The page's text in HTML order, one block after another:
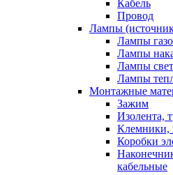
Кабель
Провод
Лампы
Лампы
Лампы
Лампы
Лампы
Монтажные
Зажим
Изолента,
Клемники,
Коробки
кабельные